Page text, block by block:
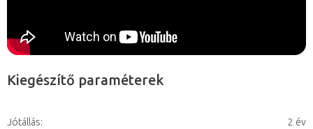
Kiegészítő paraméterek
Jótállás: 2 év